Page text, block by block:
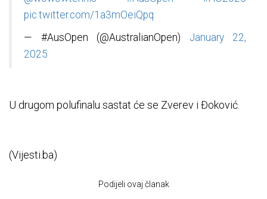
pic.twitter.com/1a3mOeiQpq
— #AusOpen (@AustralianOpen) January 22,
2025
U drugom polufinalu sastat će se Zverev i Đoković.
(Vijesti.ba)
Podijeli ovaj članak